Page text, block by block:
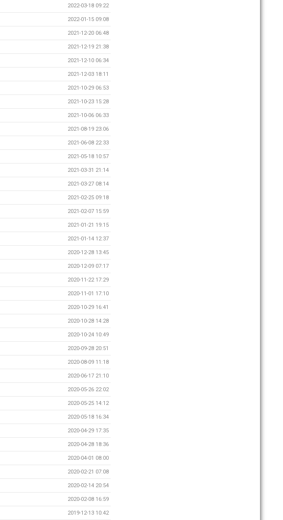
2022-03-18 09:22
2022-01-15 09:08
2021-12-20 06:48
2021-12-19 21:38
2021-12-10 06:34
2021-12-03 18:11
2021-10-29 06:53
2021-10-23 15:28
2021-10-06 06:33
2021-08-19 23:06
2021-06-08 22:33
2021-05-18 10:57
2021-03-31 21:14
2021-03-27 08:14
2021-02-25 09:18
2021-02-07 15:59
2021-01-21 19:15
2021-01-14 12:37
2020-12-28 13:45
2020-12-09 07:17
2020-11-22 17:29
2020-11-01 17:10
2020-10-29 16:41
2020-10-28 14:28
2020-10-24 10:49
2020-09-28 20:51
2020-08-09 11:18
2020-06-17 21:10
2020-05-26 22:02
2020-05-25 14:12
2020-05-18 16:34
2020-04-29 17:35
2020-04-28 18:36
2020-04-01 08:00
2020-02-21 07:08
2020-02-14 20:54
2020-02-08 16:59
2019-12-13 10:42